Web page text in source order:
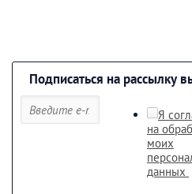
Подписаться на рассылку
Я
на
моих
данных